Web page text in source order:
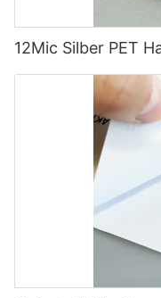
12Mic Silber PET